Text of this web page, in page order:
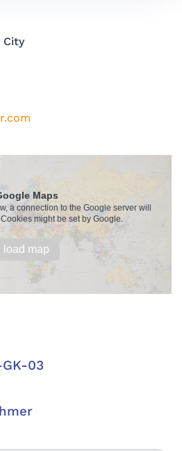
City
Maps
a connection to the Google server will
might be set by Google.
load map
03